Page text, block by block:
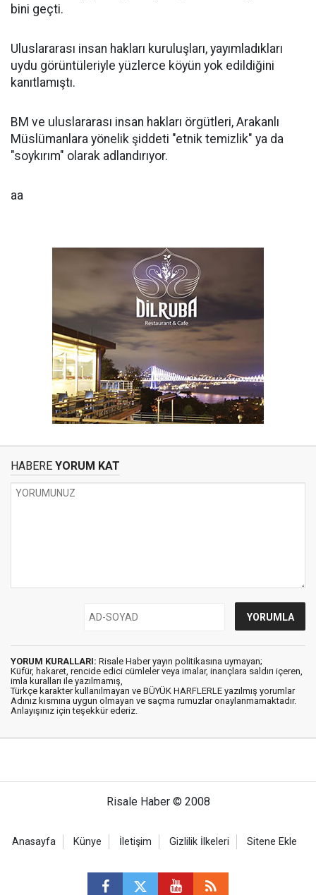
bini geçti.
Uluslararası insan hakları kuruluşları, yayımladıkları
uydu görüntüleriyle yüzlerce köyün yok edildiğini
kanıtlamıştı.
BM ve uluslararası insan hakları örgütleri, Arakanlı
Müslümanlara yönelik şiddeti "etnik temizlik" ya da
"soykırım" olarak adlandırıyor.
aa
HABERE YORUM KAT
YORUM KURALLARI: Risale Haber yayın politikasına uymayan;
Küfür, hakaret, rencide edici cümleler veya imalar, inançlara saldırı içeren,
imla kuralları ile yazılmamış,
Türkçe karakter kullanılmayan ve BÜYÜK HARFLERLE yazılmış yorumlar
Adınız kısmına uygun olmayan ve saçma rumuzlar onaylanmamaktadır.
Anlayışınız için teşekkür ederiz.
Risale Haber © 2008
Anasayfa Künye İletişim Gizlilik İlkeleri Sitene Ekle